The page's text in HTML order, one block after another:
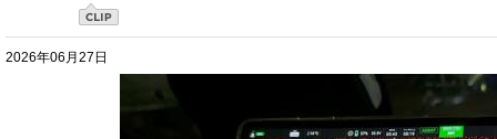
2026年06月27日